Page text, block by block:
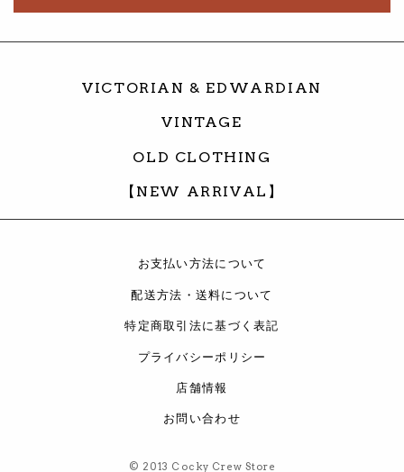
VICTORIAN & EDWARDIAN
VINTAGE
OLD CLOTHING
【NEW ARRIVAL】
お支払い方法について
配送方法・送料について
特定商取引法に基づく表記
プライバシーポリシー
店舗情報
お問い合わせ
© 2013 Cocky Crew Store